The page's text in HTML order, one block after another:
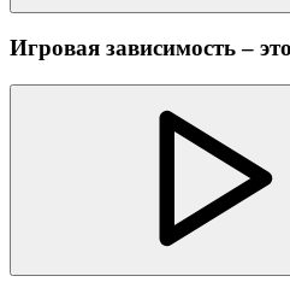
Игровая зависимость –